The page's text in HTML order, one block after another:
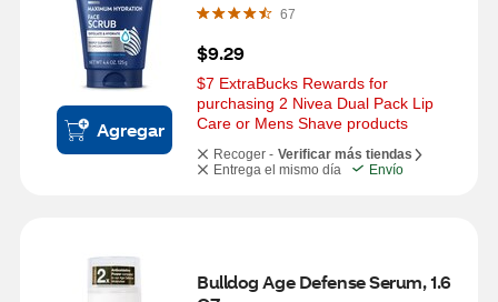
Agregar
67
$9.29
$7 ExtraBucks Rewards for
purchasing 2 Nivea Dual Pack Lip
Care or Mens Shave products
Recoger - Verificar más tiendas
Entrega el mismo día
Envío
Bulldog Age Defense Serum, 1.6